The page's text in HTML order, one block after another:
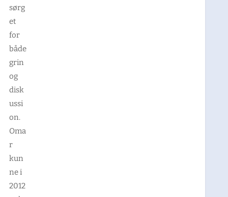
sørg
et
for
både
grin
og
disk
ussi
on.
Oma
r
kun
ne i
2012